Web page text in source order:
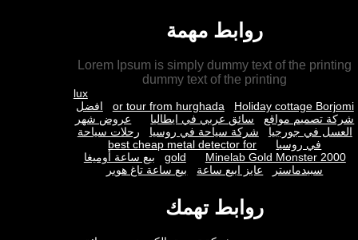
روابط مهمة
Lorem Ipsum is simply dummy text of the
dummy text of the printing
or tour from hurghada
Holiday cottage
افضل
تصميم مواقع
سائق عربي في ايطاليا
عروض شهر
في جورجيا
شركة سياحة في روسيا
رحلات سياحة
في روسيا
best cheap metal detector for
gold
Minelab Gold Monster
بيع ساعة أوميغا
سبيدماستر
عايز ابيع ساعة بيع ساعة تاغ هوير
روابط تهمك